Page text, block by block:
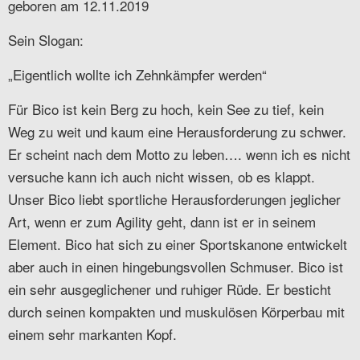
geboren am 12.11.2019
Sein Slogan:
„Eigentlich wollte ich Zehnkämpfer werden“
Für Bico ist kein Berg zu hoch, kein See zu tief, kein
Weg zu weit und kaum eine Herausforderung zu schwer.
Er scheint nach dem Motto zu leben…. wenn ich es nicht
versuche kann ich auch nicht wissen, ob es klappt.
Unser Bico liebt sportliche Herausforderungen jeglicher
Art, wenn er zum Agility geht, dann ist er in seinem
Element. Bico hat sich zu einer Sportskanone entwickelt
aber auch in einen hingebungsvollen Schmuser. Bico ist
ein sehr ausgeglichener und ruhiger Rüde. Er besticht
durch seinen kompakten und muskulösen Körperbau mit
einem sehr markanten Kopf.